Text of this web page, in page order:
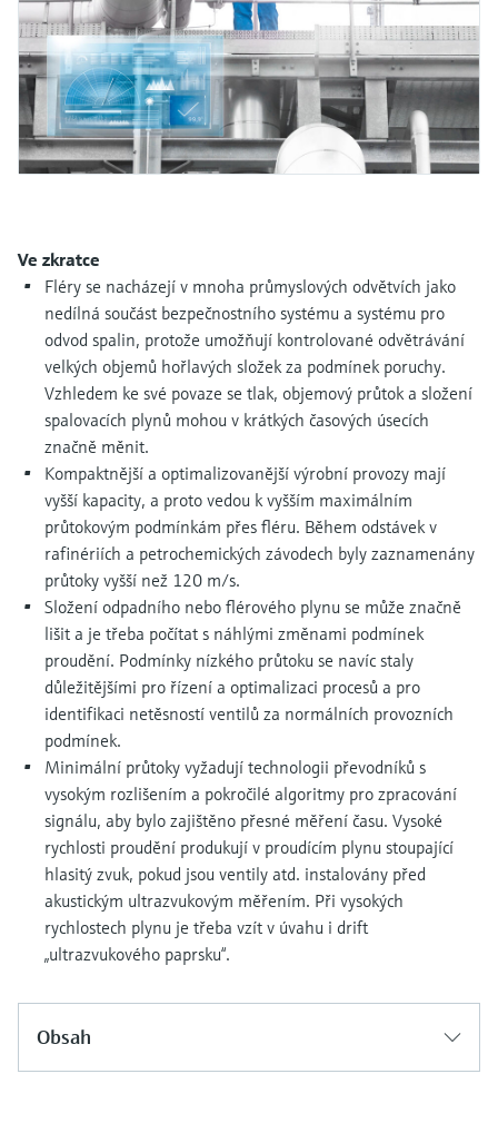
Vyhledávání, výběr a konfigurace produktů
pomocí parametrů aplikace
Prohlížeč zařízení
Získejte přístup ke specifickým informacím
o daném přístroji (návodům k obsluze,
technickým informacím, modernější náhradě
Vyhledat náhradní díly podle kořenového
adresáře produktu, objednacího kódu nebo
sériového čísla
Měření hladin pomocí mikrovlnné
bariéry
Měření hladiny pomocí tlaku
Nakupovat vše
Měření přenosu mikrovln
Technologie Memosens
Nakupovat vše
transparentností procesů na úrovni
rozhodování
Ve zkratce
Fléry se nacházejí v mnoha průmyslových odvětvích jako
nedílná součást bezpečnostního systému a systému pro
odvod spalin, protože umožňují kontrolované odvětrávání
velkých objemů hořlavých složek za podmínek poruchy.
Vzhledem ke své povaze se tlak, objemový průtok a složení
spalovacích plynů mohou v krátkých časových úsecích
značně měnit.
Kompaktnější a optimalizovanější výrobní provozy mají
vyšší kapacity, a proto vedou k vyšším maximálním
průtokovým podmínkám přes fléru. Během odstávek v
rafinériích a petrochemických závodech byly zaznamenány
průtoky vyšší než 120 m/s.
Složení odpadního nebo flérového plynu se může značně
lišit a je třeba počítat s náhlými změnami podmínek
proudění. Podmínky nízkého průtoku se navíc staly
důležitějšími pro řízení a optimalizaci procesů a pro
identifikaci netěsností ventilů za normálních provozních
podmínek.
Minimální průtoky vyžadují technologii převodníků s
vysokým rozlišením a pokročilé algoritmy pro zpracování
signálu, aby bylo zajištěno přesné měření času. Vysoké
rychlosti proudění produkují v proudícím plynu stoupající
hlasitý zvuk, pokud jsou ventily atd. instalovány před
akustickým ultrazvukovým měřením. Při vysokých
rychlostech plynu je třeba vzít v úvahu i drift
„ultrazvukového paprsku“.
Obsah